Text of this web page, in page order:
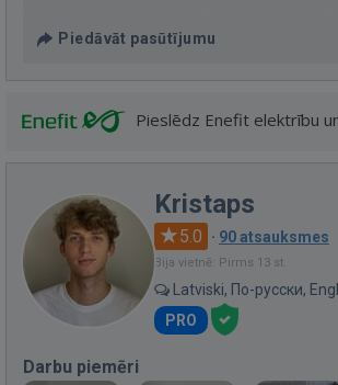
Piedāvāt pasūtījumu
Pieslēdz Enefit elektrību
Kristaps
5.0 · 90 atsauksmes
Bija vietnē: Pirms 13 st.
Latviski, По-русски,
PRO
Darbu piemēri